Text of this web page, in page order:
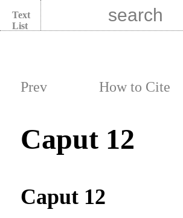
Text
List
Prev How to Cite
Caput 12
Caput 12